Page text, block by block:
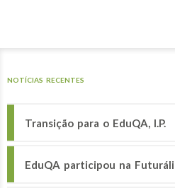
NOTÍCIAS RECENTES
Transição para o EduQA, I.P.
EduQA participou na